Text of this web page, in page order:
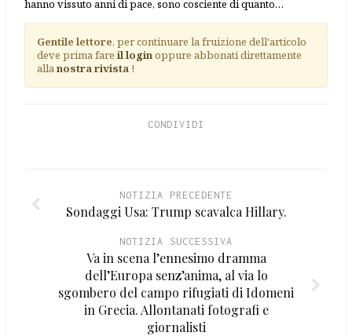
hanno vissuto anni di pace, sono cosciente di quanto…
Gentile lettore, per continuare la fruizione dell'articolo
deve prima fare il loginoppure abbonati direttamente
allanostra rivista !
CONDIVIDI
NOTIZIA PRECEDENTE
Sondaggi Usa: Trump scavalca Hillary.
NOTIZIA SUCCESSIVA
Va in scena l’ennesimo dramma
dell’Europa senz’anima, al via lo
sgombero del campo rifugiati di Idomeni
in Grecia. Allontanati fotografi e
giornalisti